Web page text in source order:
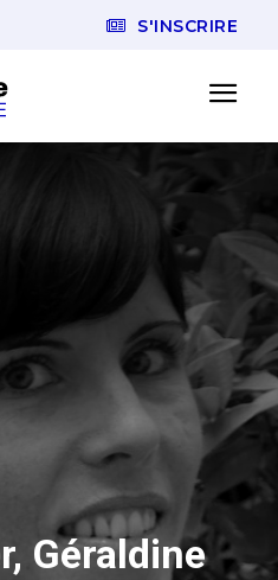
S'INSCRIRE
Géraldine